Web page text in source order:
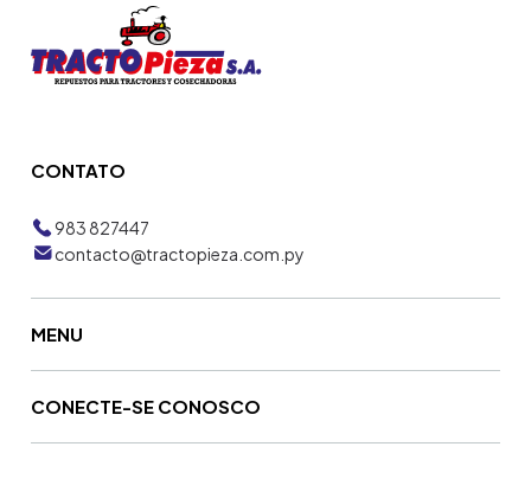
CONTATO
983 827447
contacto@tractopieza.com.py
MENU
CONECTE-SE CONOSCO